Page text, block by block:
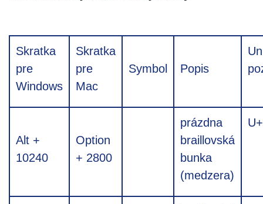
Skratka
pre
Windows
Skratka
pre
Mac
Symbol Popis
Alt +
10240
Option
+ 2800
prázdna
braillovská
bunka
(medzera)